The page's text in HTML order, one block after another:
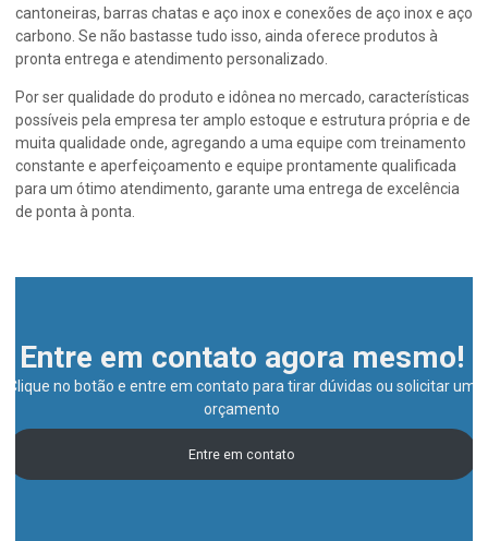
cantoneiras, barras chatas e aço inox e conexões de aço inox e aço
carbono. Se não bastasse tudo isso, ainda oferece produtos à
pronta entrega e atendimento personalizado.
Por ser qualidade do produto e idônea no mercado, características
possíveis pela empresa ter amplo estoque e estrutura própria e de
muita qualidade onde, agregando a uma equipe com treinamento
constante e aperfeiçoamento e equipe prontamente qualificada
para um ótimo atendimento, garante uma entrega de excelência
de ponta à ponta.
Entre em contato agora mesmo!
Clique no botão e entre em contato para tirar dúvidas ou solicitar um
orçamento
Entre em contato